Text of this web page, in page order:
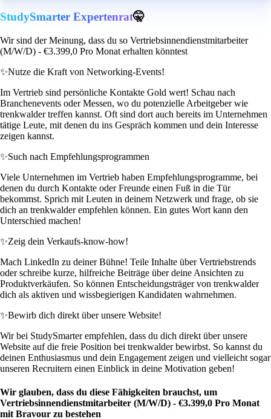
StudySmarter Expertenrat🤫
Wir sind der Meinung, dass du so Vertriebsinnendienstmitarbeiter
(M/W/D) - €3.399,0 Pro Monat erhalten könntest
✨Nutze die Kraft von Networking-Events!
Im Vertrieb sind persönliche Kontakte Gold wert! Schau nach
Branchenevents oder Messen, wo du potenzielle Arbeitgeber wie
trenkwalder treffen kannst. Oft sind dort auch bereits im Unternehmen
tätige Leute, mit denen du ins Gespräch kommen und dein Interesse
zeigen kannst.
✨Such nach Empfehlungsprogrammen
Viele Unternehmen im Vertrieb haben Empfehlungsprogramme, bei
denen du durch Kontakte oder Freunde einen Fuß in die Tür
bekommst. Sprich mit Leuten in deinem Netzwerk und frage, ob sie
dich an trenkwalder empfehlen können. Ein gutes Wort kann den
Unterschied machen!
✨Zeig dein Verkaufs-know-how!
Mach LinkedIn zu deiner Bühne! Teile Inhalte über Vertriebstrends
oder schreibe kurze, hilfreiche Beiträge über deine Ansichten zu
Produktverkäufen. So können Entscheidungsträger von trenkwalder
dich als aktiven und wissbegierigen Kandidaten wahrnehmen.
✨Bewirb dich direkt über unsere Website!
Wir bei StudySmarter empfehlen, dass du dich direkt über unsere
Website auf die freie Position bei trenkwalder bewirbst. So kannst du
deinen Enthusiasmus und dein Engagement zeigen und vielleicht sogar
unseren Recruitern einen Einblick in deine Motivation geben!
Wir glauben, dass du diese Fähigkeiten brauchst, um
Vertriebsinnendienstmitarbeiter (M/W/D) - €3.399,0 Pro Monat
mit Bravour zu bestehen